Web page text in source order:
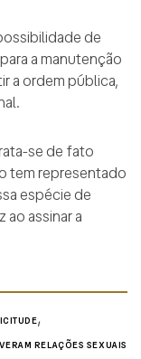
de
a manutenção
a ordem pública,
se de fato
tem representado
espécie de
ao assinar a
,
RELAÇÕES SEXUAIS